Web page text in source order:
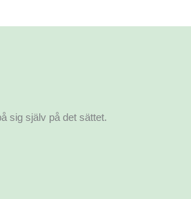
sig själv på det sättet.